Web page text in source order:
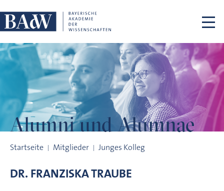
Alumni und Alumnae
Startseite Mitglieder Junges Kolleg
DR. FRANZISKATRAUBE